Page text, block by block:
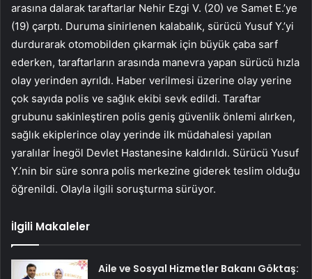
arasına dalarak taraftarlar Nehir Ezgi V. (20) ve Samet E.’ye
(19) çarptı. Duruma sinirlenen kalabalık, sürücü Yusuf Y.’yi
durdurarak otomobilden çıkarmak için büyük çaba sarf
ederken, taraftarların arasında manevra yapan sürücü hızla
olay yerinden ayrıldı. Haber verilmesi üzerine olay yerine
çok sayıda polis ve sağlık ekibi sevk edildi. Taraftar
grubunu sakinleştiren polis geniş güvenlik önlemi alırken,
sağlık ekiplerince olay yerinde ilk müdahalesi yapılan
yaralılar İnegöl Devlet Hastanesine kaldırıldı. Sürücü Yusuf
Y.’nin bir süre sonra polis merkezine giderek teslim olduğu
öğrenildi. Olayla ilgili soruşturma sürüyor.
İlgili Makaleler
Aile ve Sosyal Hizmetler Bakanı Göktaş: